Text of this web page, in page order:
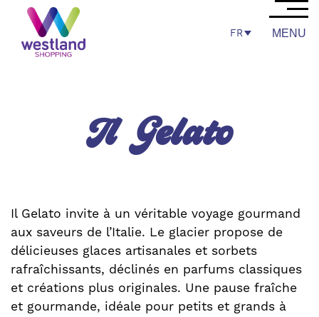
FR MENU
Il Gelato
Il Gelato invite à un véritable voyage gourmand
aux saveurs de l’Italie. Le glacier propose de
délicieuses glaces artisanales et sorbets
rafraîchissants, déclinés en parfums classiques
et créations plus originales. Une pause fraîche
et gourmande, idéale pour petits et grands à